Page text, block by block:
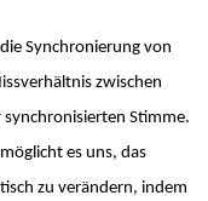
Synchronierung von
zwischen
Stimme.
es uns, das
zu verändern, indem